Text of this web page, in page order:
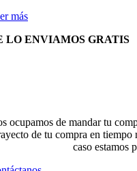
más
LO ENVIAMOS GRATIS
ocupamos de mandar tu
de tu compra en
caso estamos